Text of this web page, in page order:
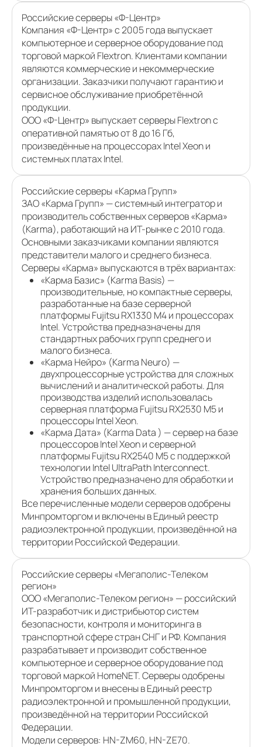
Российские серверы «Ф-Центр»
Компания «Ф-Центр» с 2005 года выпускает
компьютерное и серверное оборудование под
торговой маркой Flextron. Клиентами компании
являются коммерческие и некоммерческие
организации. Заказчики получают гарантию и
сервисное обслуживание приобретённой
продукции.
ООО «Ф-Центр» выпускает серверы Flextron с
оперативной памятью от 8 до 16 Гб,
произведённые на процессорах Intel Xeon и
системных платах Intel.
Российские серверы «Карма Групп»
ЗАО «Карма Групп» — системный интегратор и
производитель собственных серверов «Карма»
(Karma), работающий на ИТ-рынке с 2010 года.
Основными заказчиками компании являются
представители малого и среднего бизнеса.
Серверы «Карма» выпускаются в трёх вариантах:
«Карма Базис» (Karma Basis) —
производительные, но компактные серверы,
разработанные на базе серверной
платформы Fujitsu RX1330 M4 и процессорах
Intel. Устройства предназначены для
стандартных рабочих групп среднего и
малого бизнеса.
«Карма Нейро» (Karma Neuro) —
двухпроцессорные устройства для сложных
вычислений и аналитической работы. Для
производства изделий использовалась
серверная платформа Fujitsu RX2530 M5 и
процессоры Intel Xeon.
«Карма Дата» (Karma Data ) — сервер на базе
процессоров Intel Xeon и серверной
платформы Fujitsu RX2540 M5 с поддержкой
технологии Intel UltraPath Interconnect.
Устройство предназначено для обработки и
хранения больших данных.
Все перечисленные модели серверов одобрены
Минпромторгом и включены в Единый реестр
радиоэлектронной продукции, произведённой на
территории Российской Федерации.
Российские серверы «Мегаполис-Телеком
регион»
ООО «Мегаполис-Телеком регион» — российский
ИТ-разработчик и дистрибьютор систем
безопасности, контроля и мониторинга в
транспортной сфере стран СНГ и РФ. Компания
разрабатывает и производит собственное
компьютерное и серверное оборудование под
торговой маркой HomeNET. Серверы одобрены
Минпромторгом и внесены в Единый реестр
радиоэлектронной и промышленной продукции,
произведённой на территории Российской
Федерации.
Модели серверов: HN-ZМ60, HN-ZE70.